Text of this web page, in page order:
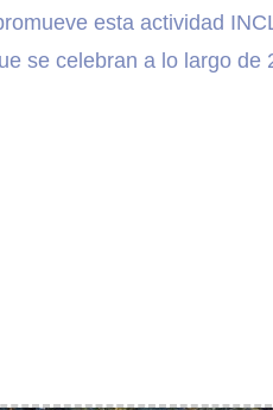
esta actividad
se celebran a lo largo de